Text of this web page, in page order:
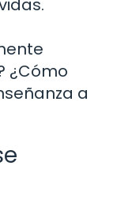
¿Cómo
a